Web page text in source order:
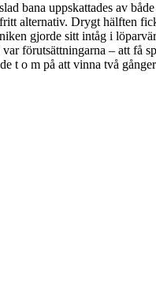
bana uppskattades av
alternativ. Drygt hälften
gjorde sitt intåg i
förutsättningarna – att få
t o m på att vinna två